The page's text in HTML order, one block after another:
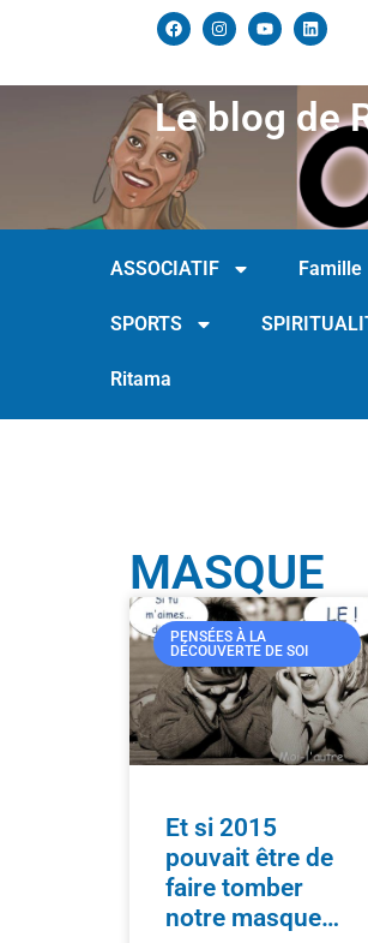
Le blog de
ASSOCIATIF Famille
SPORTS
Ritama
MASQUE
PENSÉES À LA
DÉCOUVERTE DE SOI
Et si 2015
pouvait être de
faire tomber
notre masque…